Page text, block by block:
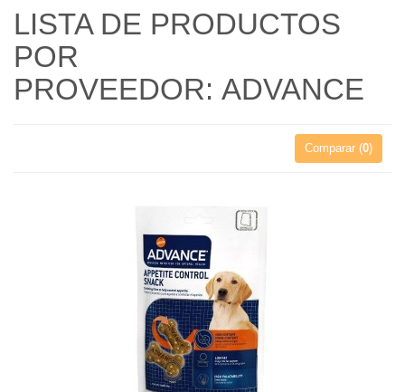
LISTA DE PRODUCTOS
POR
PROVEEDOR: ADVANCE
Comparar (0)